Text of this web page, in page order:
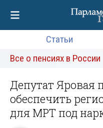
Статьи
Все о пенсиях в России
Депутат Яровая
обеспечить
для МРТ под